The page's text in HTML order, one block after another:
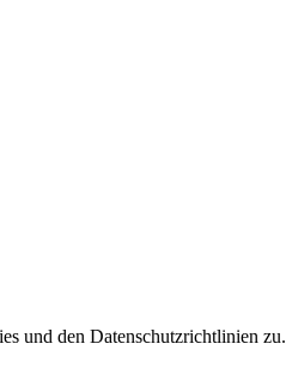
und den Datenschutzrichtlinien zu.